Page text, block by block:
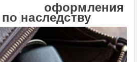
оформления
наследству